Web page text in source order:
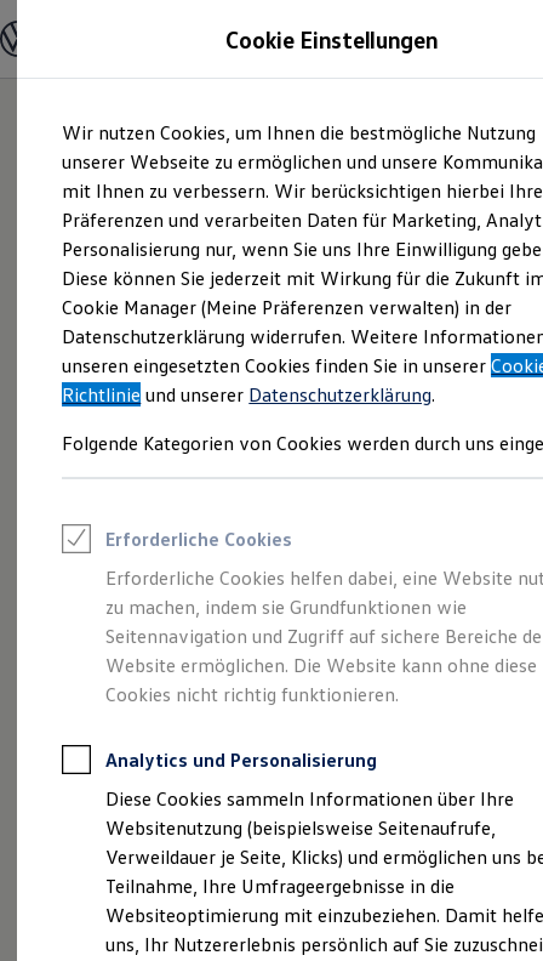
Hauptinhalt
springen
Footer
springen
Modelle und Konfigurator
Modelle vergleichen
Elektroautos
ENERGY Sondermodelle
Nutzfahrzeuge
SUV und CUV
Familienautos
Kombis
Kompaktwagen
Sportwagen
Schnell verfügbare Fahrzeuge
Angebote und Produkte
Aktuelle Angebote
E-Auto-Förderung
Volkswagen Marktplatz
Junge Gebrauchtwagen und Gebrauchtwagen
Saisonangebote
Leasing
Leasing-Angebote
Gebrauchtwagen Leasing
Junge Gebrauchtwagen-Leasing
Elektroauto Leasing
Kleinwagen-Leasing
Leasing ohne Anzahlung
Autokredit mit Schlussrate
Versicherungen und Garantien
Kfz-Versicherung
Restschuldversicherungen
Garantien
Wartungsverträge
Geschäftskunden
Professional Class bei Volkswagen
Großkunden
Behörden
Der T-Roc
Impressum & Rechtliches
Cookie Einstellungen
Wir nutzen Cookies, um Ihnen die bestmögliche Nutzung
unserer Webseite zu ermöglichen und unsere
mit Ihnen zu verbessern. Wir berücksichtigen hierbei Ihre
Präferenzen und verarbeiten Daten für Marketing,
Personalisierung nur, wenn Sie uns Ihre Einwilligung
Diese können Sie jederzeit mit Wirkung für die Zukunft
Cookie Manager (Meine Präferenzen verwalten) in der
Datenschutzerklärung widerrufen. Weitere
unseren eingesetzten Cookies finden Sie in unserer
Richtlinie und unserer Datenschutzerklärung.
Folgende Kategorien von Cookies werden durch uns
Erforderliche Cookies
Erforderliche Cookies helfen dabei, eine Website
zu machen, indem sie Grundfunktionen wie
Seitennavigation und Zugriff auf sichere Bereiche
Website ermöglichen. Die Website kann ohne diese
Cookies nicht richtig funktionieren.
Analytics und Personalisierung
Diese Cookies sammeln Informationen über Ihre
Websitenutzung (beispielsweise Seitenaufrufe,
Verweildauer je Seite, Klicks) und ermöglichen uns
Teilnahme, Ihre Umfrageergebnisse in die
Websiteoptimierung mit einzubeziehen. Damit
uns, Ihr Nutzererlebnis persönlich auf Sie